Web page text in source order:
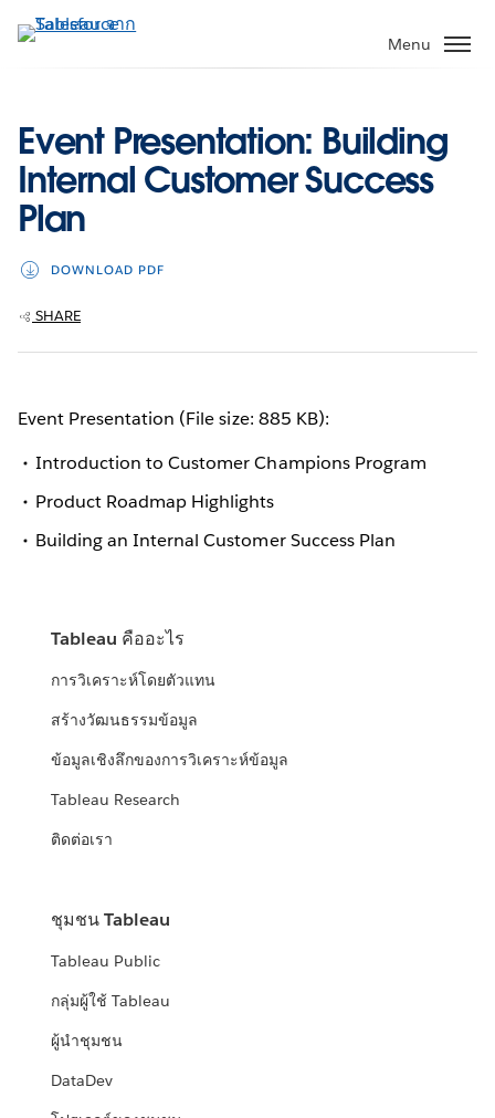
ไป
Menu
Event Presentation: Building
Internal Customer Success
Plan
DOWNLOAD PDF
SHARE
Event Presentation (File size: 885 KB):
Introduction to Customer Champions Program
Product Roadmap Highlights
Building an Internal Customer Success Plan
Tableau คืออะไร
การวิเคราะห์โดยตัวแทน
สร้างวัฒนธรรมข้อมูล
ข้อมูลเชิงลึกของการวิเคราะห์ข้อมูล
Tableau Research
ติดต่อเรา
ชุมชน Tableau
Tableau Public
กลุ่มผู้ใช้ Tableau
ผู้นำชุมชน
DataDev